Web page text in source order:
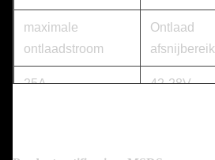
maximale
ontlaadstroom
Ontlaad
afsnijbereik
25A 42-28V